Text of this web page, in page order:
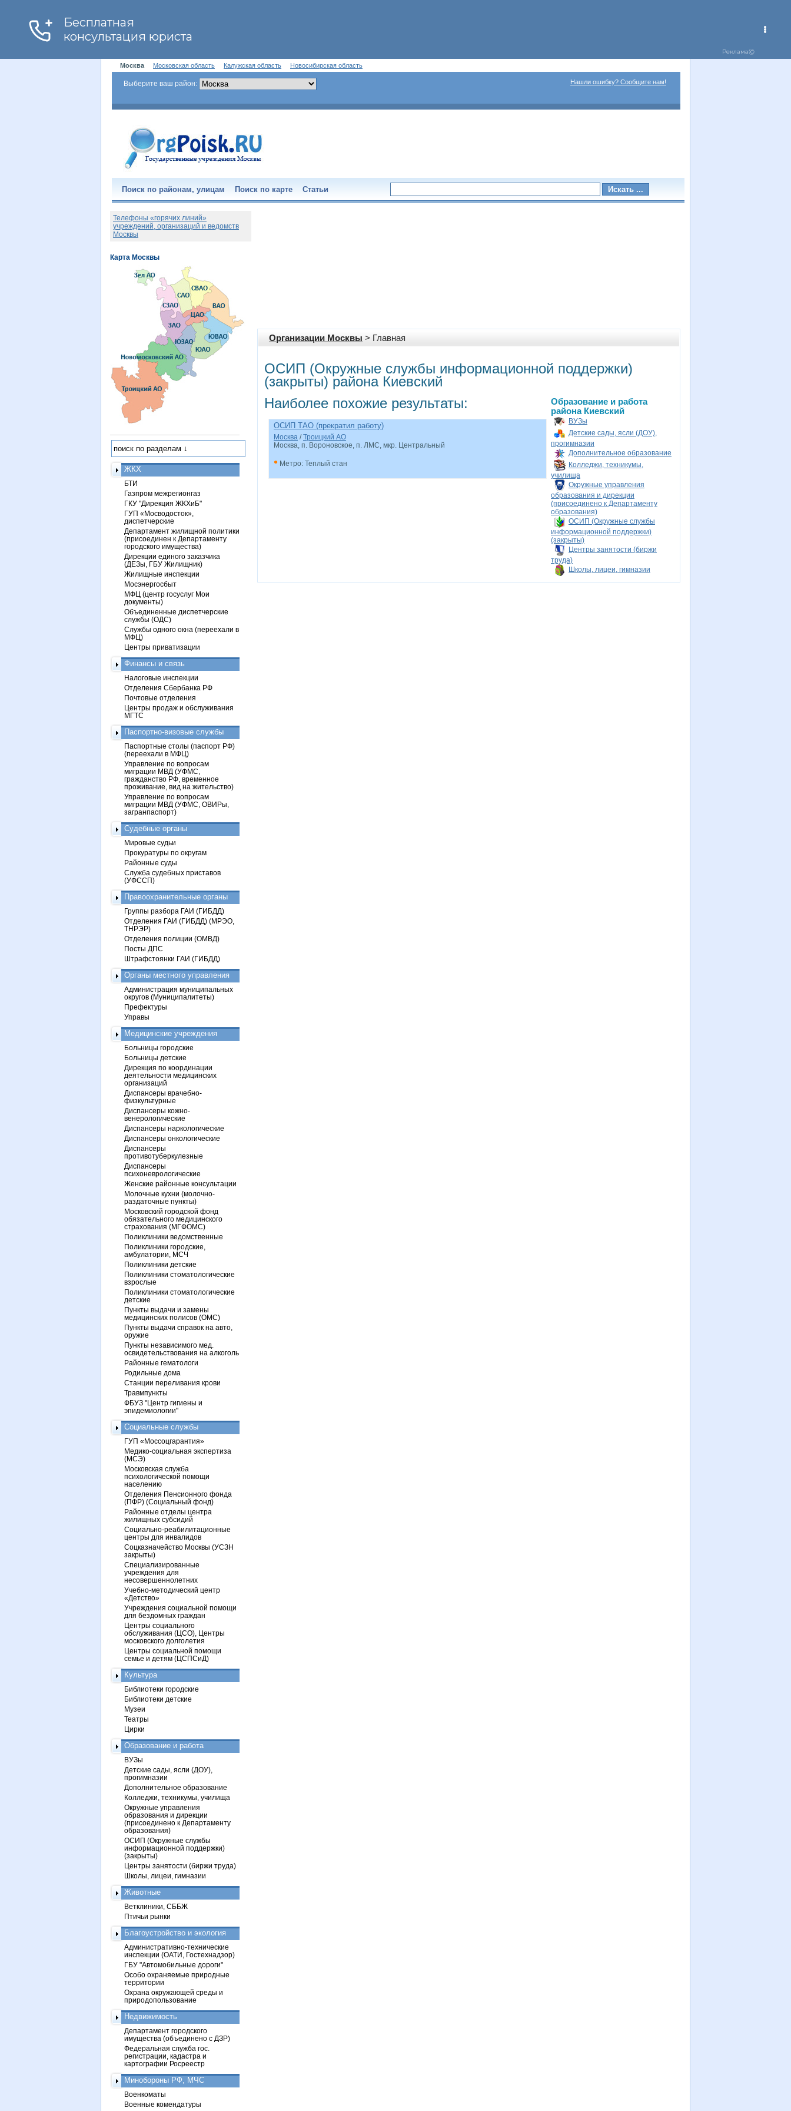
Москва Московская область Калужская область Новосибирская область
Выберите ваш район: Нашли ошибку? Сообщите нам!
Поиск по районам, улицам Поиск по карте Статьи
Организации Москвы > Главная
ОСИП (Окружные службы информационной поддержки)
(закрыты) района Киевский
Наиболее похожие результаты:
ОСИП ТАО (прекратил работу)
Москва /Троицкий АО
Москва, п. Вороновское, п. ЛМС, мкр. Центральный
• Метро: Теплый стан
Образование и работа
района Киевский
ВУЗы
Детские сады, ясли (ДОУ),
прогимназии
Дополнительное образование
Колледжи, техникумы,
училища
Окружные управления
образования и дирекции
(присоединено к Департаменту
образования)
ОСИП (Окружные службы
информационной поддержки)
(закрыты)
Центры занятости (биржи
труда)
Школы, лицеи, гимназии
Телефоны «горячих линий»
учреждений, организаций и ведомств
Москвы
ЖКХ
БТИ
Газпром межрегионгаз
ГКУ "Дирекция ЖКХиБ"
ГУП «Мосводосток»,
диспетчерские
Департамент жилищной политики
(присоединен к Департаменту
городского имущества)
Дирекции единого заказчика
(ДЕЗы, ГБУ Жилищник)
Жилищные инспекции
Мосэнергосбыт
МФЦ (центр госуслуг Мои
документы)
Объединенные диспетчерские
службы (ОДС)
Службы одного окна (переехали в
МФЦ)
Центры приватизации
Финансы и связь
Налоговые инспекции
Отделения Сбербанка РФ
Почтовые отделения
Центры продаж и обслуживания
МГТС
Паспортно-визовые службы
Паспортные столы (паспорт РФ)
(переехали в МФЦ)
Управление по вопросам
миграции МВД (УФМС,
гражданство РФ, временное
проживание, вид на жительство)
Управление по вопросам
миграции МВД (УФМС, ОВИРы,
загранпаспорт)
Судебные органы
Мировые судьи
Прокуратуры по округам
Районные суды
Служба судебных приставов
(УФССП)
Правоохранительные органы
Группы разбора ГАИ (ГИБДД)
Отделения ГАИ (ГИБДД) (МРЭО,
ТНРЭР)
Отделения полиции (ОМВД)
Посты ДПС
Штрафстоянки ГАИ (ГИБДД)
Органы местного управления
Администрация муниципальных
округов (Муниципалитеты)
Префектуры
Управы
Медицинские учреждения
Больницы городские
Больницы детские
Дирекция по координации
деятельности медицинских
организаций
Диспансеры врачебно-
физкультурные
Диспансеры кожно-
венерологические
Диспансеры наркологические
Диспансеры онкологические
Диспансеры
противотуберкулезные
Диспансеры
психоневрологические
Женские районные консультации
Молочные кухни (молочно-
раздаточные пункты)
Московский городской фонд
обязательного медицинского
страхования (МГФОМС)
Поликлиники ведомственные
Поликлиники городские,
амбулатории, МСЧ
Поликлиники детские
Поликлиники стоматологические
взрослые
Поликлиники стоматологические
детские
Пункты выдачи и замены
медицинских полисов (ОМС)
Пункты выдачи справок на авто,
оружие
Пункты независимого мед.
освидетельствования на алкоголь
Районные гематологи
Родильные дома
Станции переливания крови
Травмпункты
ФБУЗ "Центр гигиены и
эпидемиологии"
Социальные службы
ГУП «Моссоцгарантия»
Медико-социальная экспертиза
(МСЭ)
Московская служба
психологической помощи
населению
Отделения Пенсионного фонда
(ПФР) (Социальный фонд)
Районные отделы центра
жилищных субсидий
Социально-реабилитационные
центры для инвалидов
Соцказначейство Москвы (УСЗН
закрыты)
Специализированные
учреждения для
несовершеннолетних
Учебно-методический центр
«Детство»
Учреждения социальной помощи
для бездомных граждан
Центры социального
обслуживания (ЦСО), Центры
московского долголетия
Центры социальной помощи
семье и детям (ЦСПСиД)
Культура
Библиотеки городские
Библиотеки детские
Музеи
Театры
Цирки
Образование и работа
ВУЗы
Детские сады, ясли (ДОУ),
прогимназии
Дополнительное образование
Колледжи, техникумы, училища
Окружные управления
образования и дирекции
(присоединено к Департаменту
образования)
ОСИП (Окружные службы
информационной поддержки)
(закрыты)
Центры занятости (биржи труда)
Школы, лицеи, гимназии
Животные
Ветклиники, СББЖ
Птичьи рынки
Благоустройство и экология
Административно-технические
инспекции (ОАТИ, Гостехнадзор)
ГБУ "Автомобильные дороги"
Особо охраняемые природные
территории
Охрана окружающей среды и
природопользование
Недвижимость
Департамент городского
имущества (объединено с ДЗР)
Федеральная служба гос.
регистрации, кадастра и
картографии Росреестр
Минобороны РФ, МЧС
Военкоматы
Военные комендатуры